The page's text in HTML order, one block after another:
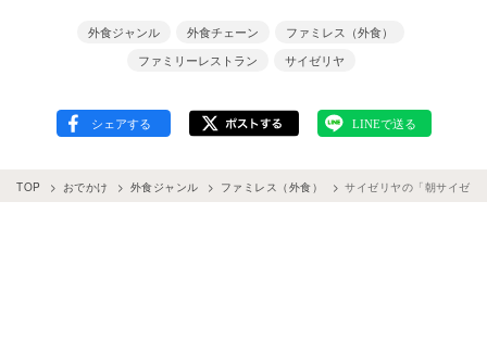
外食ジャンル 外食チェーン
ファミレス（外食）
ファミリーレストラン
サイゼリヤ
TOP おでかけ 外食ジャンル ファミレス（外食） サイゼリヤの「朝サイゼ」